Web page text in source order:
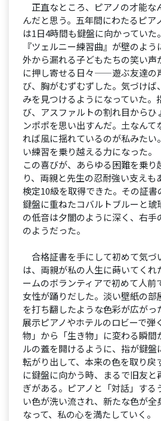
正直なところ、ピアノの才能な
んだと思う。五年間にわたるピア
は1日4時間も鍵盤に向かってい
『ツェルニー練習曲』が壁のよ
外から漏れる子どもたちの笑い声
に押し寄せる日々——遊ぶ友達の
び、胸がむずむずした。気づけば
みを見つけるようになっていた。
び、アスファルトの割れ目からひ
ンポポを思い出すんだ。土なんて
れば風に揺れているのが私みたい
い練習を乗り越える力になった。
この喜びが、あらゆる困難を乗り
り、両親と先生の忍耐強い支えも
検定10級を取得できた。その証
鍵盤に重ねたコバルトブルーと
の低音は夕闇のように深く、右手
のようだった。
合格証書を手にして初めて気づ
は、両親が私の人生に蒔いてくれ
ームのボランティアで初めて人前
女性が踊りだした。淡い壁紙の部
を打ち翻したような色彩が広がっ
展示ピアノやホテルのロビーで弾
物」から「生き物」に変わる瞬間
ルの蓋を開けるように、指が鍵盤
転がり出して、本来の色を取り戻
に鍵盤に向かう時、まるで旧友と
ぎがある。ピアノと「対話」する
い色が洗い流され、新たな色が全
なって、私の心を満たしていく。